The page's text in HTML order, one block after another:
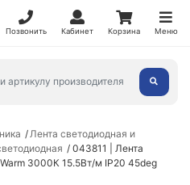
Позвонить Кабинет Корзина Меню
Лента светодиодная и
043811 | Лента
3000К 15.5Вт/м IP20 45deg